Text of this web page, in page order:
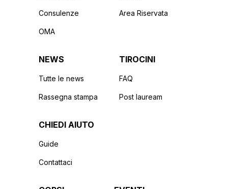
Consulenze
OMA
Area Riservata
NEWS
Tutte le news
Rassegna stampa
TIROCINI
FAQ
Post lauream
CHIEDI AIUTO
Guide
Contattaci